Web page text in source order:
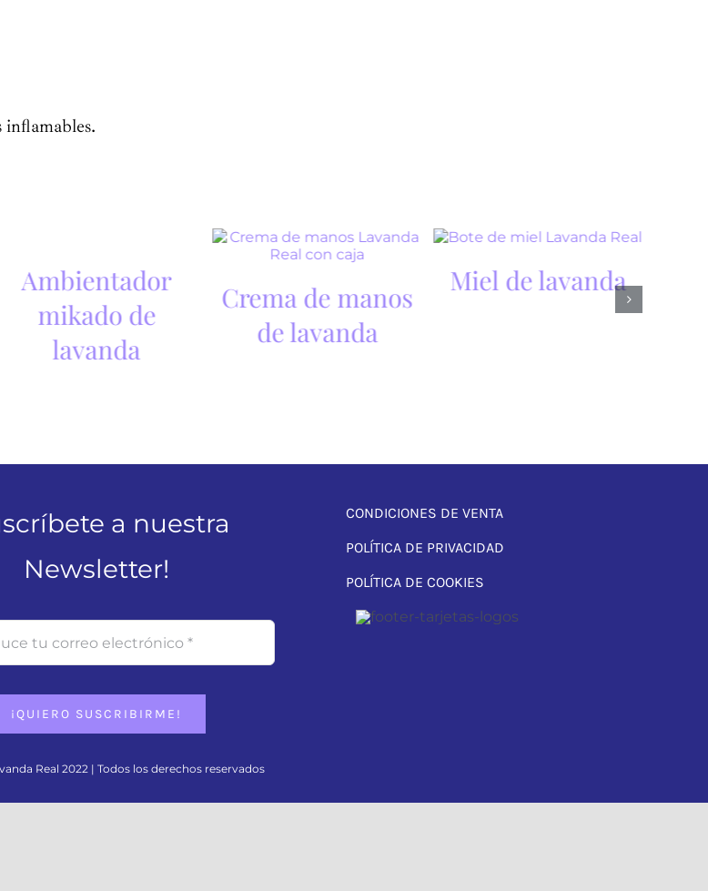
d
u
t
o
g
o
Ambientador
mikado de
lavanda
Crema de manos
de lavanda
Miel de lavanda
a nuestra
Newsletter!
¡QUIERO SUSCRIBIRME!
CONDICIONES DE VENTA
POLÍTICA DE PRIVACIDAD
POLÍTICA DE COOKIES
Real 2022 | Todos los derechos reservados